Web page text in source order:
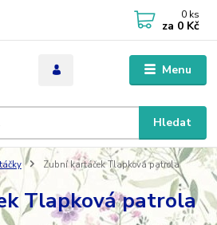
Menu
Hledat
0 ks
za 0 Kč
Zubní kartáček Tlapková patrola
Tlapková patrola